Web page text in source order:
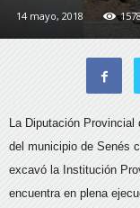
14 mayo, 2018 1578
La Diputación
del municipio de Senés
excavó la Institución
encuentra en plena